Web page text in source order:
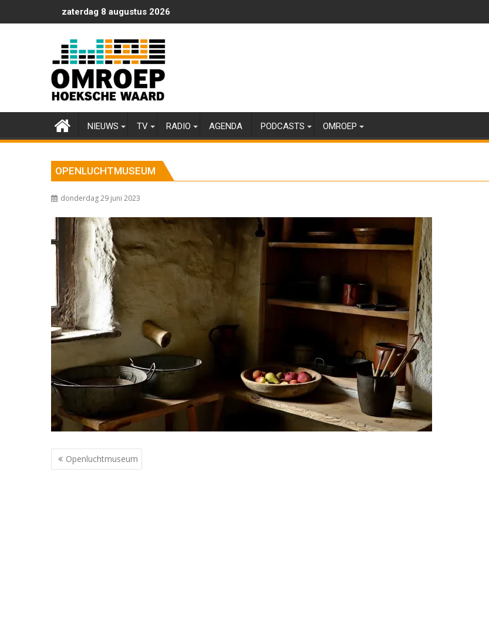
naar
zaterdag 8 augustus 2026
NIEUWS TV RADIO AGENDA PODCASTS OMROEP
OPENLUCHTMUSEUM
donderdag 29 juni 2023
Berichtnavigatie
Openluchtmuseum